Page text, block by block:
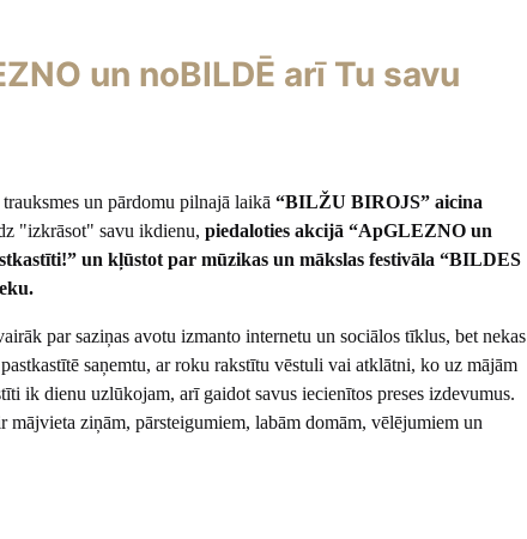
un noBILDĒ arī Tu savu
un pārdomu pilnajā laikā“BILŽU BIROJS” aicina
"izkrāsot" savu ikdienu,piedaloties akcijā “ApGLEZNO un
un kļūstot par mūzikas un mākslas festivāla “BILDES
par saziņas avotu izmanto internetu un sociālos tīklus, bet nekas
saņemtu, ar roku rakstītu vēstuli vai atklātni, ko uz mājām
ik dienu uzlūkojam, arī gaidot savus iecienītos preses izdevumus.
mājvieta ziņām, pārsteigumiem, labām domām, vēlējumiem un